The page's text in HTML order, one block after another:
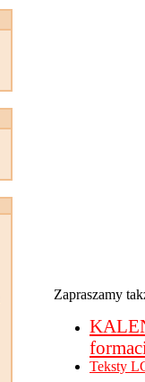
Zapraszamy
Teksty